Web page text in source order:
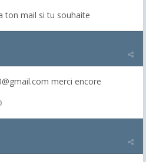
ton mail si tu souhaite
merci encore